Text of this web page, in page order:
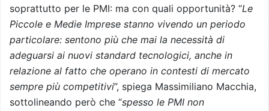
soprattutto per le PMI: ma con quali opportunità? “Le
Piccole e Medie Imprese stanno vivendo un periodo
particolare: sentono più che mai la necessità di
adeguarsi ai nuovi standard tecnologici, anche in
relazione al fatto che operano in contesti di mercato
sempre più competitivi”, spiega Massimiliano Macchia,
sottolineando però che “spesso le PMI non